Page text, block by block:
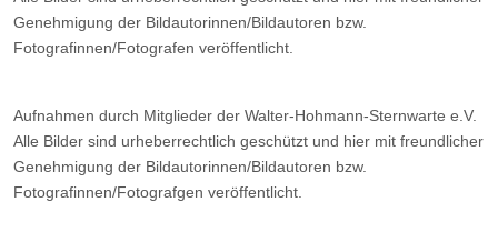
Genehmigung der Bildautorinnen/Bildautoren bzw.
Fotografinnen/Fotografen veröffentlicht.
Aufnahmen durch Mitglieder der Walter-Hohmann-Sternwarte e.V.
Alle Bilder sind urheberrechtlich geschützt und hier mit freundlicher
Genehmigung der Bildautorinnen/Bildautoren bzw.
Fotografinnen/Fotografgen veröffentlicht.